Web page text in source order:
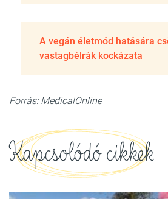
A vegán életmód hatására
vastagbélrák kockázata
Forrás: MedicalOnline
Kapcsolódó cikkek